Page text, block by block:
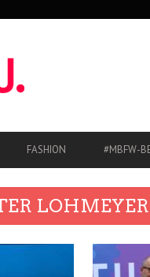
FASHION #MBFW-
LOHMEYER